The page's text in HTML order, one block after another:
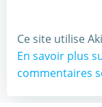
Ce site utilise
En savoir plus
commentaires